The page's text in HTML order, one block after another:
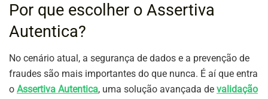
Por que escolher o Assertiva
Autentica?
No cenário atual, a segurança de dados e a prevenção de
fraudes são mais importantes do que nunca. É aí que entra
o Assertiva Autentica, uma solução avançada de validação